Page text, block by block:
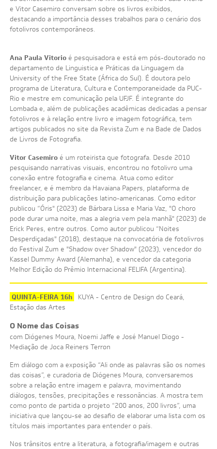
CLAUDIA ANDUJAR - MINHA VIDA EM DOIS MUNDOS
JORGE BODANSKY - QUE PAÍS É ESTE?
DIA1 5/12
ONDE GUARDAREMOS ESTE INSTANTE DE ALEGRIA?
PROJEÇÕES NOITE SOLAR
VÍDEOS
e Vitor Casemiro conversam sobre os livros exibidos,
destacando a importância desses trabalhos para o cenário dos
fotolivros contemporâneos.
Ana Paula Vitorio é pesquisadora e está em pós-doutorado no
departamento de Linguistica e Práticas da Linguagem da
University of the Free State (África do Sul). É doutora pelo
programa de Literatura, Cultura e Contemporaneidade da PUC-
Rio e mestre em comunicação pela UFJF. É integrante do
Lombada e, além de publicações acadêmicas dedicadas a pensar
fotolivros e à relação entre livro e imagem fotográfica, tem
artigos publicados no site da Revista Zum e na Bade de Dados
de Livros de Fotografia.
Vitor Casemiro é um roteirista que fotografa. Desde 2010
pesquisando narrativas visuais, encontrou no fotolivro uma
conexão entre fotografia e cinema. Atua como editor
freelancer, e é membro da Havaiana Papers, plataforma de
distribuição para publicações latino-americanas. Como editor
publicou “Óris" (2023) de Bárbara Lissa e Maria Vaz, "O choro
pode durar uma noite, mas a alegria vem pela manhã" (2023) de
Erick Peres, entre outros. Como autor publicou “Noites
Desperdiçadas" (2018), destaque na convocatória de fotolivros
do Festival Zum e "Shadow over Shadow" (2023), vencedor do
Kassel Dummy Award (Alemanha), e vencedor da categoria
Melhor Edição do Prêmio Internacional FELIFA (Argentina).
QUINTA-FEIRA 16h
KUYA - Centro de Design do Ceará,
Estação das Artes
O Nome das Coisas
com Diógenes Moura, Noemi Jaffe e José Manuel Diogo -
Mediação de Joca Reiners Terron
Em diálogo com a exposição “Ali onde as palavras são os nomes
das coisas”, e curadoria de Diógenes Moura, conversaremos
sobre a relação entre imagem e palavra, movimentando
diálogos, tensões, precipitações e ressonâncias. A mostra tem
como ponto de partida o projeto “200 anos, 200 livros”, uma
iniciativa que lançou-se ao desafio de elaborar uma lista com os
títulos mais importantes para entender o país.
Nos trânsitos entre a literatura, a fotografia/imagem e outras